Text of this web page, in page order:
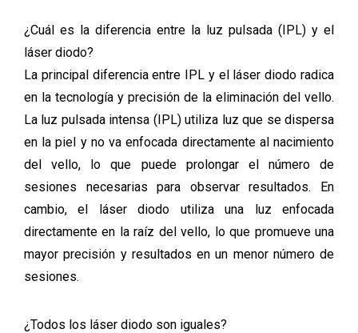
¿Cuál es la diferencia entre la luz pulsada (IPL) y el
láser diodo?
La principal diferencia entre IPL y el láser diodo radica
en la tecnología y precisión de la eliminación del vello.
La luz pulsada intensa (IPL) utiliza luz que se dispersa
en la piel y no va enfocada directamente al nacimiento
del vello, lo que puede prolongar el número de
sesiones necesarias para observar resultados. En
cambio, el láser diodo utiliza una luz enfocada
directamente en la raíz del vello, lo que promueve una
mayor precisión y resultados en un menor número de
sesiones.
¿Todos los láser diodo son iguales?